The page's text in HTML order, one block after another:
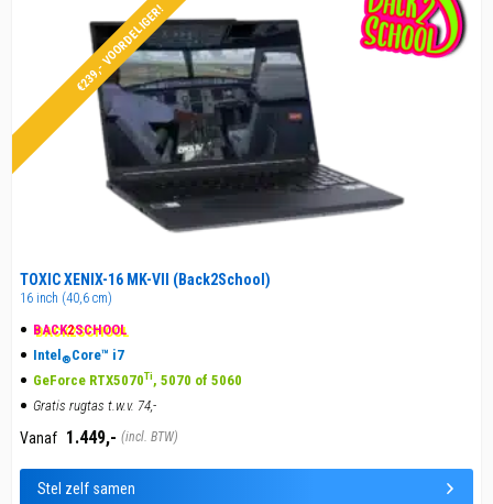
€239,- VOORDELIGER!
TOXIC XENIX-16 MK-VII (Back2School)
16 inch (40,6 cm)
BACK2SCHOOL
Intel®Core™ i7
GeForce RTX5070Ti, 5070 of 5060
Gratis rugtas t.w.v. 74,-
Vanaf 1.449,- (incl. BTW)
Stel zelf samen